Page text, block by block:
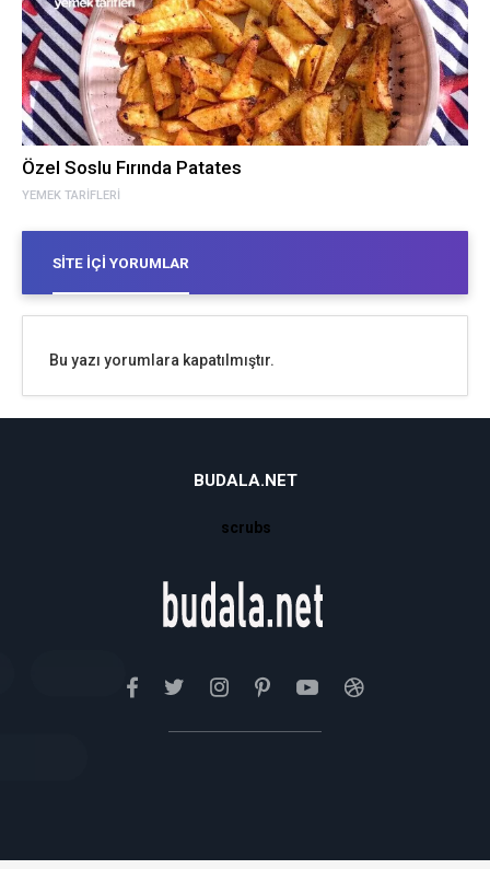
YEMEK TARIFLERI
Özel Soslu Fırında Patates
SITE İÇI YORUMLAR
Bu yazı yorumlara kapatılmıştır.
BUDALA.NET
scrubs